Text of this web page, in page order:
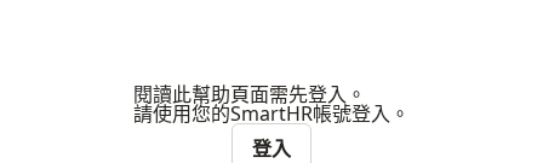
閱讀此幫助頁面需先登入。
請使用您的SmartHR帳號登入。
登入